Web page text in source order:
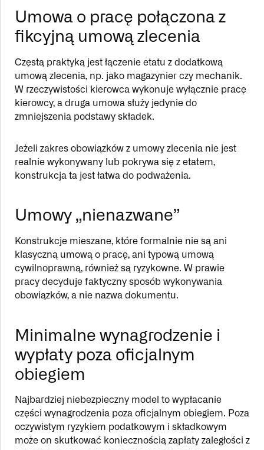
Umowa o pracę połączona z
fikcyjną umową zlecenia
Częstą praktyką jest łączenie etatu z dodatkową
umową zlecenia, np. jako magazynier czy mechanik.
W rzeczywistości kierowca wykonuje wyłącznie pracę
kierowcy, a druga umowa służy jedynie do
zmniejszenia podstawy składek.
Jeżeli zakres obowiązków z umowy zlecenia nie jest
realnie wykonywany lub pokrywa się z etatem,
konstrukcja ta jest łatwa do podważenia.
Umowy „nienazwane”
Konstrukcje mieszane, które formalnie nie są ani
klasyczną umową o pracę, ani typową umową
cywilnoprawną, również są ryzykowne. W prawie
pracy decyduje faktyczny sposób wykonywania
obowiązków, a nie nazwa dokumentu.
Minimalne wynagrodzenie i
wypłaty poza oficjalnym
obiegiem
Najbardziej niebezpieczny model to wypłacanie
części wynagrodzenia poza oficjalnym obiegiem. Poza
oczywistym ryzykiem podatkowym i składkowym
może on skutkować koniecznością zapłaty zaległości z